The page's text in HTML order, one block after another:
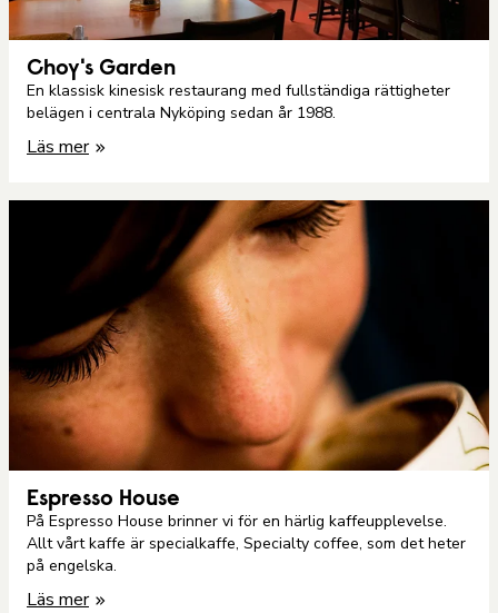
Choy's Garden
En klassisk kinesisk restaurang med fullständiga rättigheter
belägen i centrala Nyköping sedan år 1988.
Läs mer
Espresso House
På Espresso House brinner vi för en härlig kaffeupplevelse.
Allt vårt kaffe är specialkaffe, Specialty coffee, som det heter
på engelska.
Läs mer